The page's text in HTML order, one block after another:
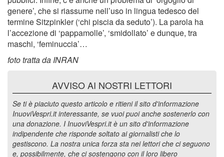
genere’, che si riassume nell’uso in lingua tedesco del
termine Sitzpinkler (‘chi piscia da seduto’). La parola ha
l’accezione di ‘pappamolle’, ‘smidollato’ e dunque, tra
maschi, ‘feminuccia’…
foto tratta da INRAN
AVVISO AI NOSTRI LETTORI
Se ti è piaciuto questo articolo e ritieni il sito d'informazione
InuoviVespri.it interessante, se vuoi puoi anche sostenerlo con
una donazione. I InuoviVespri.it è un sito d'informazione
indipendente che risponde soltato ai giornalisti che lo
gestiscono. La nostra unica forza sta nei lettori che ci seguono
e, possibilmente, che ci sostengono con il loro libero